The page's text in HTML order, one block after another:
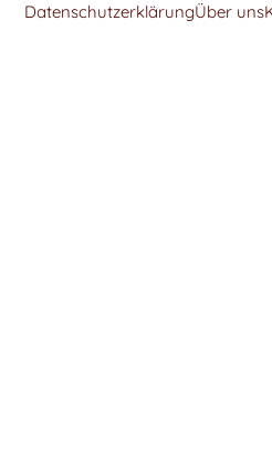
DatenschutzerklärungÜber uns